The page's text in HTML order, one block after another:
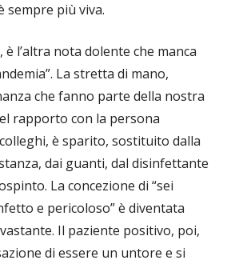
sempre più viva.
l’altra nota dolente che manca
La stretta di mano,
che fanno parte della nostra
rapporto con la persona
è sparito, sostituito dalla
dai guanti, dal disinfettante
La concezione di “sei
e pericoloso” è diventata
Il paziente positivo, poi,
di essere un untore e si